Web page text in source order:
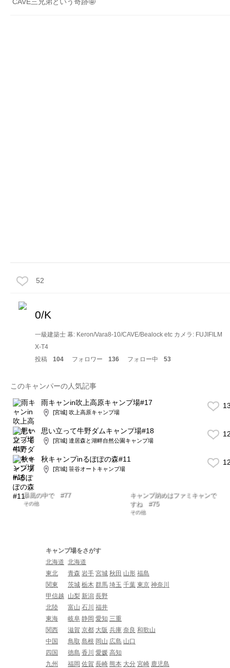
52
0/K
一級建築士 幕: Keron/Vara8-10/CAVE/Bealock etc カメラ: FUJIFILM
X-T4
投稿
104 フォロワー 136 フォロー中 53
このキャンパーの人気記事
雨キャンin吹上高原キャンプ場#17
[宮城] 吹上高原キャンプ場
思い立って牛野ダムキャンプ場#18
[宮城] 達居森と湖畔自然公園キャンプ場
秋キャンプinるぽぽの森#11
[宮城] 笹谷オートキャンプ場
暴風の中で #77
その他
キャンプ納めはファミキャンで
すね #75
その他
キャンプ場をさがす
北海道 北海道
東北
青森 岩手 宮城 秋田 山形 福島
関東
茨城 栃木 群馬 埼玉 千葉 東京 神奈川
甲信越
山梨 新潟 長野
北陸
富山 石川 福井
東海
岐阜 静岡 愛知 三重
関西
滋賀 京都 大阪 兵庫 奈良 和歌山
中国
鳥取 島根 岡山 広島 山口
四国
徳島 香川 愛媛 高知
九州
福岡 佐賀 長崎 熊本 大分 宮崎 鹿児島